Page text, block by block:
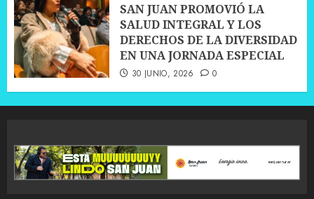
SAN JUAN PROMOVIÓ LA
SALUD INTEGRAL Y LOS
DERECHOS DE LA DIVERSIDAD
EN UNA JORNADA ESPECIAL
30 JUNIO, 2026 0